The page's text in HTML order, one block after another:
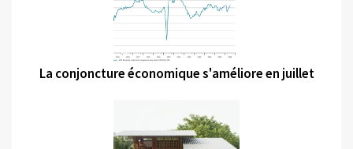
©
La conjoncture économique s'améliore en juillet